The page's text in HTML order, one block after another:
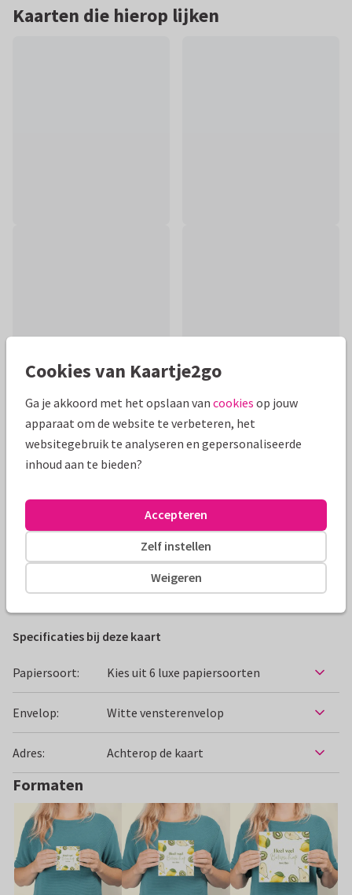
Kaarten die hierop lijken
Productinformatie
Beterschapskaart met vrolijke illustraties om iemand weer
Alle kaarten zijn helemaal naar wens aan te passen
Beterschapskaarten Studio Dutch Dots
Specificaties bij deze kaart
Papiersoort: Kies uit 6 luxe papiersoorten
Envelop: Witte vensterenvelop
Adres: Achterop de kaart
Formaten
Cookies van Kaartje2go
Ga je akkoord met het opslaan van cookies op jouw
apparaat om de website te verbeteren, het
websitegebruik te analyseren en gepersonaliseerde
inhoud aan te bieden?
Weigeren
Zelf instellen
Accepteren